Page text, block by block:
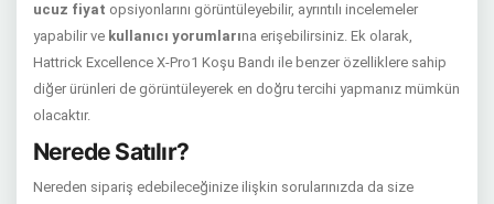
ucuz fiyat opsiyonlarını görüntüleyebilir, ayrıntılı incelemeler
yapabilir ve kullanıcı yorumlarına erişebilirsiniz. Ek olarak,
Hattrick Excellence X-Pro1 Koşu Bandı ile benzer özelliklere sahip
diğer ürünleri de görüntüleyerek en doğru tercihi yapmanız mümkün
olacaktır.
Nerede Satılır?
Nereden sipariş edebileceğinize ilişkin sorularınızda da size